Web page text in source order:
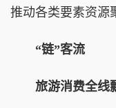
推动各类要素资源
“链”客流
旅游消费全线